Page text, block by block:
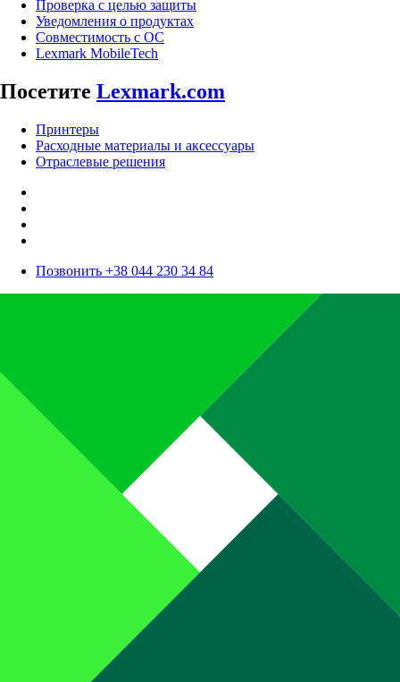
Проверка с целью защиты
Уведомления о продуктах
Совместимость с ОС
Lexmark MobileTech
Посетите Lexmark.com
Принтеры
Расходные материалы и аксессуары
Отраслевые решения
Позвонить +38 044 230 34 84